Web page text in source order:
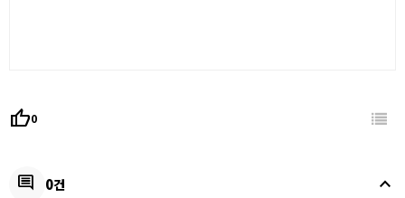
thumb_up0
comment 0건 keyboard_arrow_up